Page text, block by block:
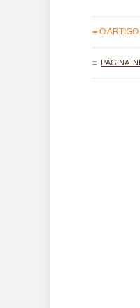
≡ O
≡ PÁGINA